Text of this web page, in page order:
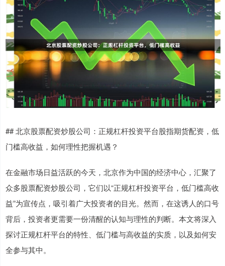
## 北京股票配资炒股公司：正规杠杆投资平台股指期货配资，低
门槛高收益，如何理性把握机遇？
在金融市场日益活跃的今天，北京作为中国的经济中心，汇聚了
众多股票配资炒股公司，它们以“正规杠杆投资平台，低门槛高收
益”为宣传点，吸引着广大投资者的目光。然而，在这诱人的口号
背后，投资者更需要一份清醒的认知与理性的判断。本文将深入
探讨正规杠杆平台的特性、低门槛与高收益的实质，以及如何安
全参与其中。